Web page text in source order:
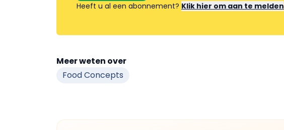
Heeft u al een abonnement? Klik hier om aan te melden
Meer weten over
Food Concepts